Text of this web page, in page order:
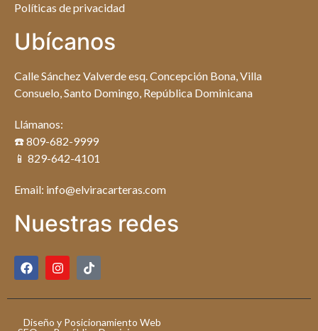
Políticas de privacidad
Ubícanos
Calle Sánchez Valverde esq. Concepción Bona, Villa
Consuelo, Santo Domingo, República Dominicana
Llámanos:
☎️ 809-682-9999
📱 829-642-4101
Email: info@elviracarteras.com
Nuestras redes
Diseño y Posicionamiento Web